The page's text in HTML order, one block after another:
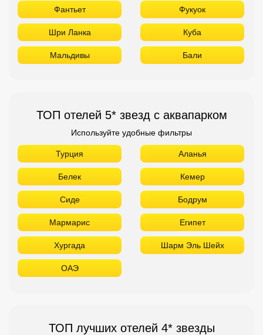
Фантьет Фукуок
Шри Ланка Куба
Мальдивы Бали
ТОП отелей 5* звезд с аквапарком
Используйте удобные фильтры
Турция Аланья
Белек Кемер
Сиде Бодрум
Мармарис Египет
Хургада Шарм Эль Шейх
ОАЭ
ТОП лучших отелей 4* звезды